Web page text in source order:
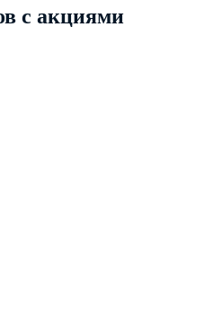
с акциями